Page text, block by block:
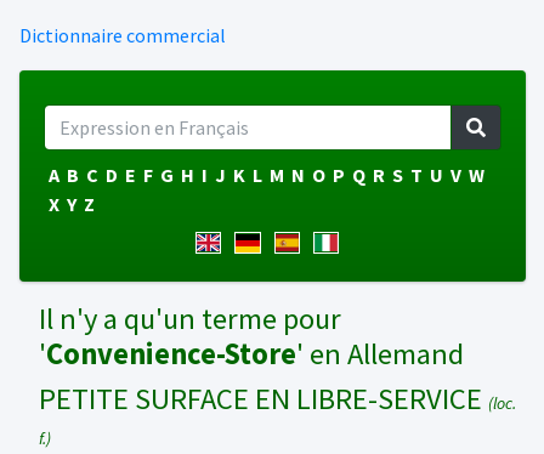
Dictionnaire commercial
A B C D E F G H I J K L M N O P Q R S T U V W
X Y Z
Il n'y a qu'un terme pour
'Convenience-Store' en Allemand
PETITE SURFACE EN LIBRE-SERVICE (loc.
f.)